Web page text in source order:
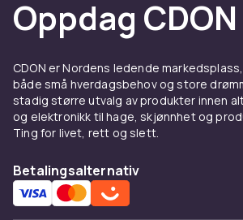
Oppdag CDON
CDON er Nordens ledende
både små hverdagsbehov og store
stadig større utvalg av produkter innen
og elektronikk til hage, skjønnhet og
Ting for livet, rett og slett.
Betalingsalternativ